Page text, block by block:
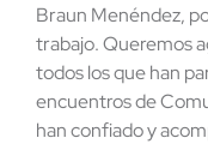
Braun Menéndez,
trabajo. Queremos
todos los que han
encuentros de
han confiado y